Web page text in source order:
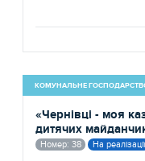
КОМУНАЛЬНЕ
«Чернівці - моя
дитячих
Номер: 38 На реалізації